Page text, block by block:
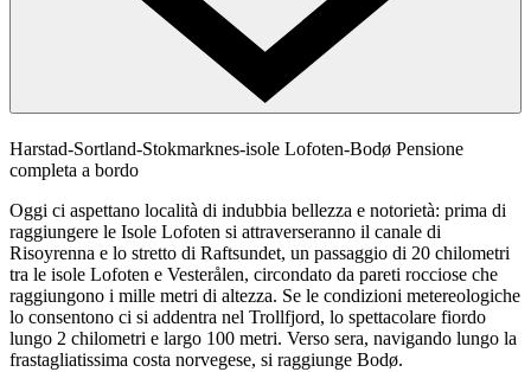
Harstad-Sortland-Stokmarknes-isole Lofoten-Bodø Pensione
completa a bordo
Oggi ci aspettano località di indubbia bellezza e notorietà: prima di
raggiungere le Isole Lofoten si attraverseranno il canale di
Risoyrenna e lo stretto di Raftsundet, un passaggio di 20 chilometri
tra le isole Lofoten e Vesterålen, circondato da pareti rocciose che
raggiungono i mille metri di altezza. Se le condizioni metereologiche
lo consentono ci si addentra nel Trollfjord, lo spettacolare fiordo
lungo 2 chilometri e largo 100 metri. Verso sera, navigando lungo la
frastagliatissima costa norvegese, si raggiunge Bodø.